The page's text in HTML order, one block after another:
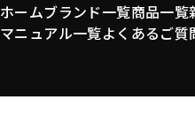
ホームブランド一覧商品一覧
マニュアル一覧よくあるご質